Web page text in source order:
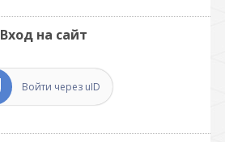
Вход на сайт
Войти через uID